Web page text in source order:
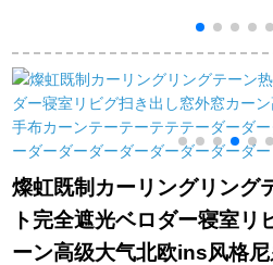
レレスカーターテー
テン既製カーターテ
幅2メトル*高さ2.7メ
トルホーク加工
様オーダカー
性的なテ－ン
ロ写真風景広
金が鹿BF 003
光オイルアー
ド不要（遮光率
98%）
燦虹既制カーリングリング
ト完全遮光ベロダー寝室リ
ーン高级大气北欧ins风格